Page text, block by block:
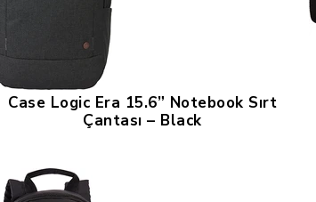
Case Logic Era 15.6” Notebook Sırt
Çantası – Black